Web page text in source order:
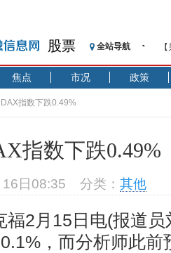
股票 全站导航
记
央
沥
恒
济
焦点 市况 政策
指数下跌0.49%
指数下跌0.49%
日08:35 分类： 其他
福2月15日电(报道
，而分析师此前